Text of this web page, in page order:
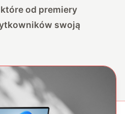
od premiery
swoją